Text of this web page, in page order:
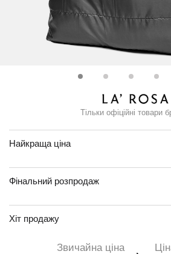
Тільки офіційні товари
Найкраща ціна
Фінальний розпродаж
Хіт продажу
Звичайна ціна